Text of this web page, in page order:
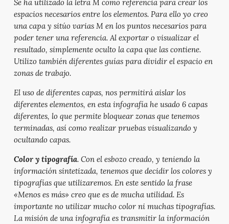
Se ha utilizado la letra M como referencia para crear los
espacios necesarios entre los elementos. Para ello yo creo
una capa y sitúo varias M en los puntos necesarios para
poder tener una referencia. Al exportar o visualizar el
resultado, simplemente oculto la capa que las contiene.
Utilizo también diferentes guías para dividir el espacio en
zonas de trabajo.
El uso de diferentes capas, nos permitirá aislar los
diferentes elementos, en esta infografía he usado 6 capas
diferentes, lo que permite bloquear zonas que tenemos
terminadas, así como realizar pruebas visualizando y
ocultando capas.
Color y tipografía. Con el esbozo creado, y teniendo la
información sintetizada, tenemos que decidir los colores y
tipografías que utilizaremos. En este sentido la frase
«Menos es más» creo que es de mucha utilidad. Es
importante no utilizar mucho color ni muchas tipografías.
La misión de una infografía es transmitir la información